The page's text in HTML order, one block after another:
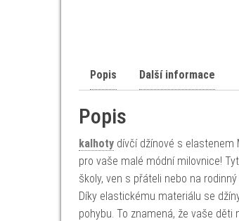
Popis Další informace
Popis
kalhoty dívčí džínové s elastenem
pro vaše malé módní milovnice!
školy, ven s přáteli nebo na rodinný
Díky elastickému materiálu se
pohybu. To znamená, že vaše